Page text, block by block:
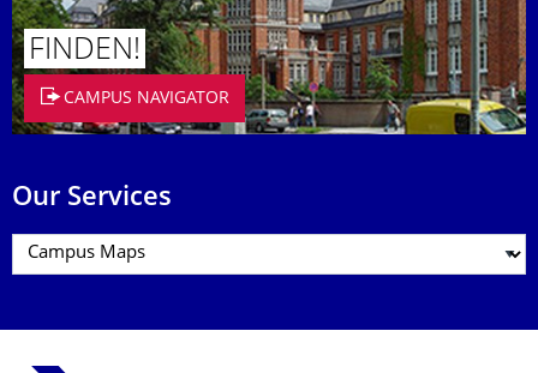
FINDEN!
CAMPUS NAVIGATOR
Our Services